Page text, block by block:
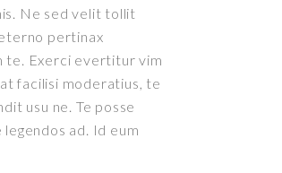
Ne sed velit tollit
pertinax
te. Exerci evertitur vim
facilisi moderatius, te
usu ne. Te posse
ad. Id eum